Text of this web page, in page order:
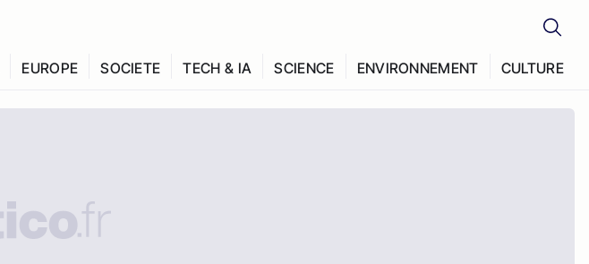
EUROPE SOCIETE TECH & IA SCIENCE ENVIRONNEMENT CULTURE